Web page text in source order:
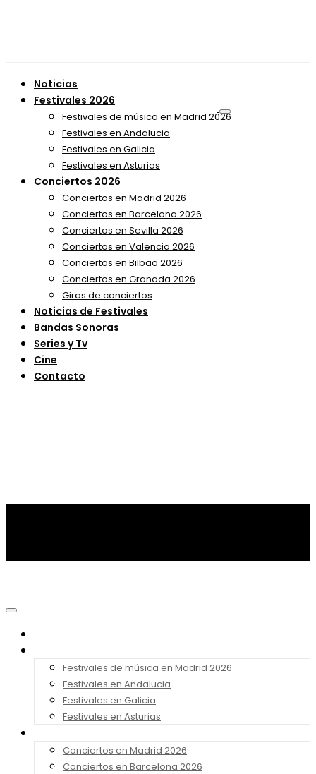
Noticias
Festivales 2026
Festivales de música en Madrid 2026
Festivales en Andalucia
Festivales en Galicia
Festivales en Asturias
Conciertos 2026
Conciertos en Madrid 2026
Conciertos en Barcelona 2026
Conciertos en Sevilla 2026
Conciertos en Valencia 2026
Conciertos en Bilbao 2026
Conciertos en Granada 2026
Giras de conciertos
Noticias de Festivales
Bandas Sonoras
Series y Tv
Cine
Contacto
Festivales de música en Madrid 2026
Festivales en Andalucia
Festivales en Galicia
Festivales en Asturias
Conciertos en Madrid 2026
Conciertos en Barcelona 2026